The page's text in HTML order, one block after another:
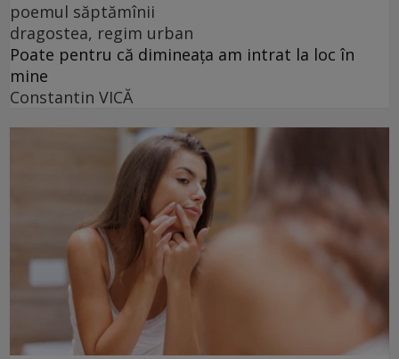
poemul săptămînii
dragostea, regim urban
Poate pentru că dimineața am intrat la loc în
mine
Constantin VICĂ